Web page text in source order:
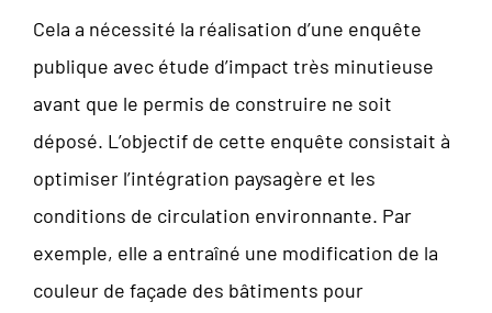
Cela a nécessité la réalisation d’une enquête
publique avec étude d’impact très minutieuse
avant que le permis de construire ne soit
déposé. L’objectif de cette enquête consistait à
optimiser l’intégration paysagère et les
conditions de circulation environnante. Par
exemple, elle a entraîné une modification de la
couleur de façade des bâtiments pour